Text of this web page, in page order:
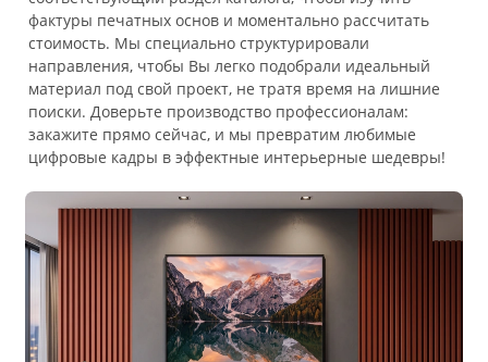
фактуры печатных основ и моментально рассчитать
стоимость. Мы специально структурировали
направления, чтобы Вы легко подобрали идеальный
материал под свой проект, не тратя время на лишние
поиски. Доверьте производство профессионалам:
закажите прямо сейчас, и мы превратим любимые
цифровые кадры в эффектные интерьерные шедевры!